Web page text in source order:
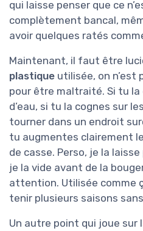
qui laisse penser que ce
complètement bancal,
avoir quelques ratés
Maintenant, il faut être
plastique utilisée, on n’est
pour être maltraité. Si tu
d’eau, si tu la cognes sur
tourner dans un endroit
tu augmentes clairement
de casse. Perso, je la
je la vide avant de la
attention. Utilisée comme
tenir plusieurs saisons
Un autre point qui joue sur